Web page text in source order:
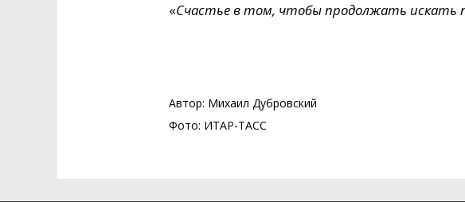
«Счастье в том, чтобы продолжать искать
Автор: Михаил Дубровский
Фото: ИТАР-ТАСС